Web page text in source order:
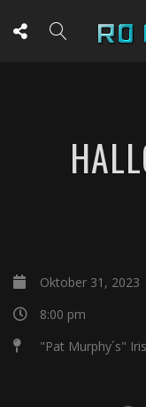
Oktober 31, 2023
8:00 pm
"Pat Murphy´s"